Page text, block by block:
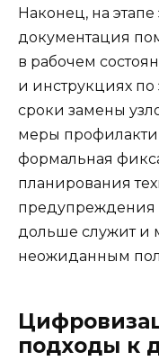
Наконец, на
документация
в рабочем
и инструкциях
сроки замены
меры
формальная
планирования
предупреждения
дольше служит и
неожиданным
подходы к